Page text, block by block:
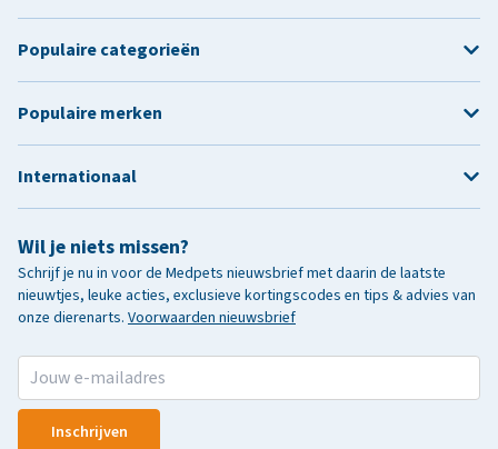
Wil je niets missen?
Schrijf je nu in voor de Medpets nieuwsbrief met daarin de laatste
nieuwtjes, leuke acties, exclusieve kortingscodes en tips & advies van
onze dierenarts. Voorwaarden nieuwsbrief
Inschrijven
Populaire categorieën
Populaire merken
Internationaal